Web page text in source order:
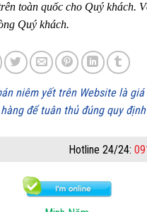
toàn quốc cho Quý khách.
Quý khách.
niêm yết trên Website là
để tuân thủ đúng quy
Hotline 24/24: